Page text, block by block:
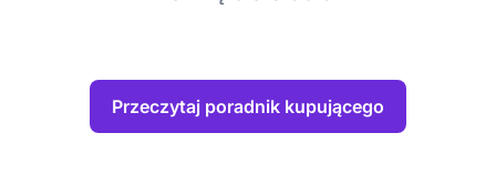
Przeczytaj poradnik kupującego